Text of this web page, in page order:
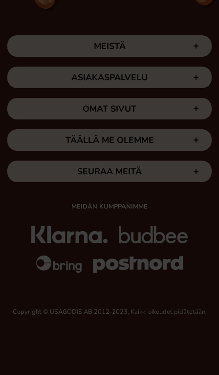
MEISTÄ
ASIAKASPALVELU
OMAT SIVUT
TÄÄLLÄ ME OLEMME
SEURAA MEITÄ
MEIDÄN KUMPPANIMME
Copyright © USAGODIS AB 2012-2023, Kaikki oikeudet pidätetään.